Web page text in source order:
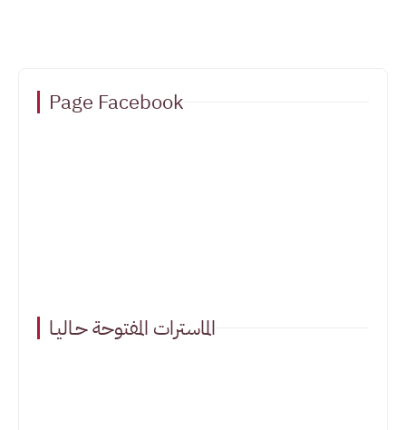
Page Facebook
الماسترات المفتوحة حـاليـا